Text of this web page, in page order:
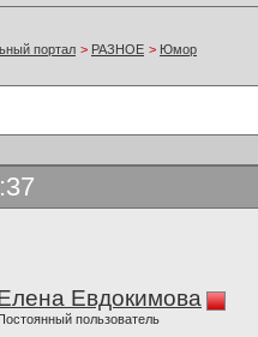
портал > РАЗНОЕ > Юмор
Евдокимова
пользователь